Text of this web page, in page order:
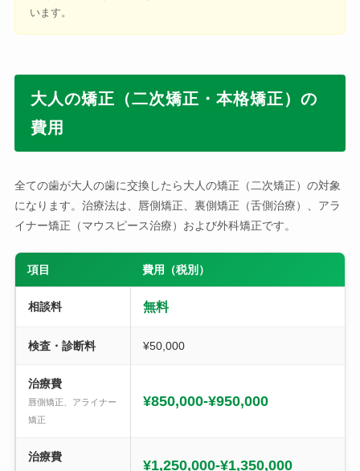
います。
大人の矯正（二次矯正・本格矯正）の
費用
全ての歯が大人の歯に交換したら大人の矯正（二次矯正）の対象
になります。治療法は、唇側矯正、裏側矯正（舌側治療）、アラ
イナー矯正（マウスピース治療）および外科矯正です。
項目 費用（税別）
相談料 無料
検査・診断料 ¥50,000
治療費
唇側矯正、アライナー
矯正
¥850,000-¥950,000
治療費
¥1,250,000-¥1,350,000